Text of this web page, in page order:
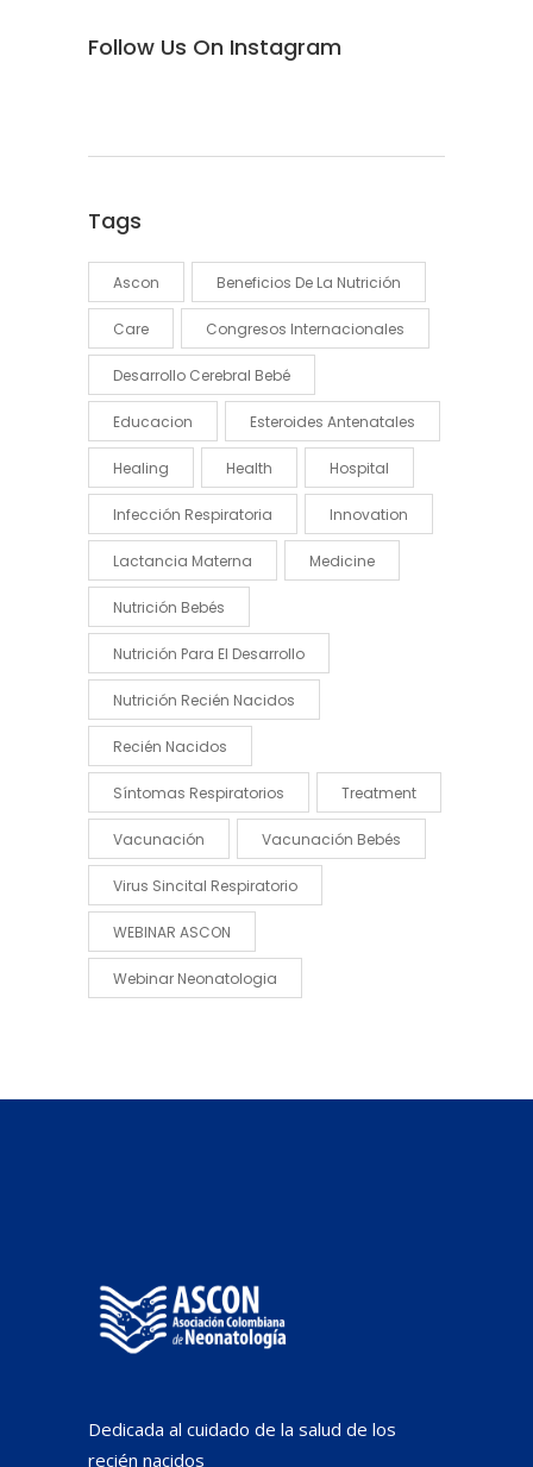
Follow Us On Instagram
Tags
Ascon Beneficios De La Nutrición
Care Congresos Internacionales
Desarrollo Cerebral Bebé
Educacion Esteroides Antenatales
Healing Health Hospital
Infección Respiratoria Innovation
Lactancia Materna Medicine
Nutrición Bebés
Nutrición Para El Desarrollo
Nutrición Recién Nacidos
Recién Nacidos
Síntomas Respiratorios Treatment
Vacunación Vacunación Bebés
Virus Sincital Respiratorio
WEBINAR ASCON
Webinar Neonatologia
Dedicada al cuidado de la salud de los
recién nacidos